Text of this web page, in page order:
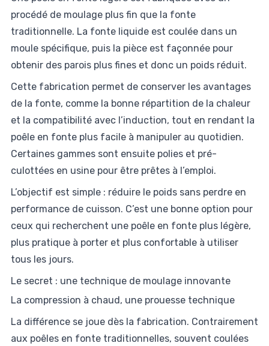
procédé de moulage plus fin que la fonte
traditionnelle. La fonte liquide est coulée dans un
moule spécifique, puis la pièce est façonnée pour
obtenir des parois plus fines et donc un poids réduit.
Cette fabrication permet de conserver les avantages
de la fonte, comme la bonne répartition de la chaleur
et la compatibilité avec l’induction, tout en rendant la
poêle en fonte plus facile à manipuler au quotidien.
Certaines gammes sont ensuite polies et pré-
culottées en usine pour être prêtes à l’emploi.
L’objectif est simple : réduire le poids sans perdre en
performance de cuisson. C’est une bonne option pour
ceux qui recherchent une poêle en fonte plus légère,
plus pratique à porter et plus confortable à utiliser
tous les jours.
Le secret : une technique de moulage innovante
La compression à chaud, une prouesse technique
La différence se joue dès la fabrication. Contrairement
aux poêles en fonte traditionnelles, souvent coulées